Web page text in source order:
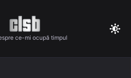
ce-mi ocupă timpul